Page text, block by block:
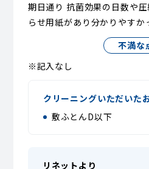
期日通り 抗菌効果の日数や
らせ用紙があり分かりやすか
不満な
※記入なし
クリーニングいただいた
敷ふとんD以下
リネットより